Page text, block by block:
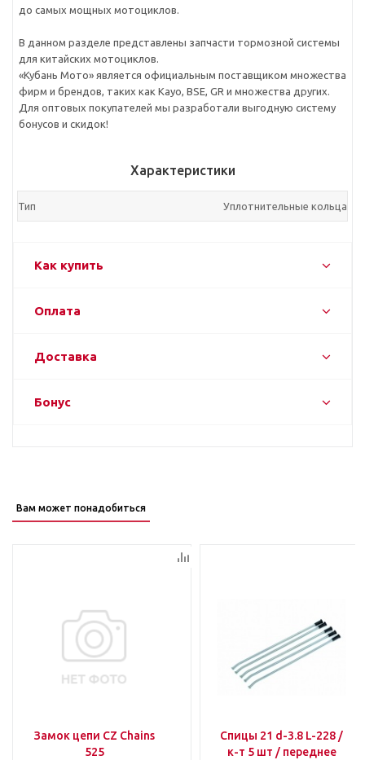
до самых мощных мотоциклов.
В данном разделе представлены запчасти тормозной системы
для китайских мотоциклов.
«Кубань Мото» является официальным поставщиком множества
фирм и брендов, таких как Kayo, BSE, GR и множества других.
Для оптовых покупателей мы разработали выгодную систему
бонусов и скидок!
Характеристики
Тип Уплотнительные кольца
Как купить
Оплата
Доставка
Бонус
Вам может понадобиться
Замок цепи CZ Chains
525
Спицы 21 d-3.8 L-228 /
к-т 5 шт / переднее